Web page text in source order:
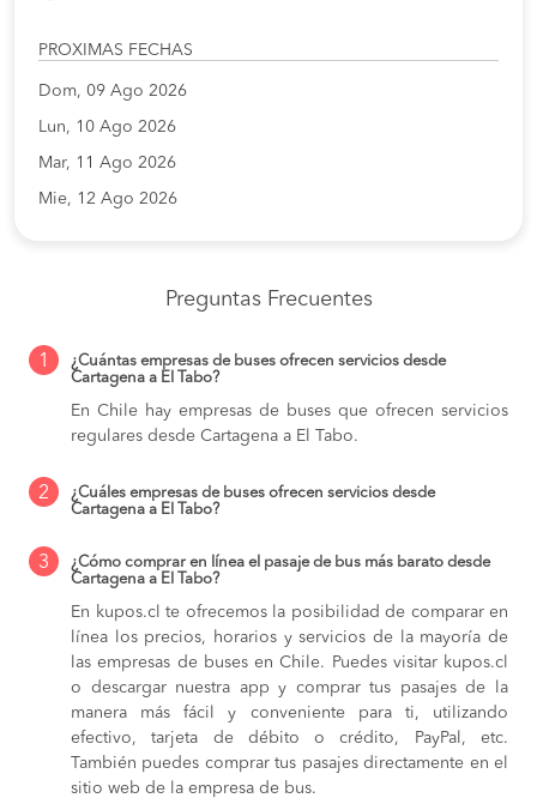
PROXIMAS FECHAS
Dom, 09 Ago 2026
Lun, 10 Ago 2026
Mar, 11 Ago 2026
Mie, 12 Ago 2026
Preguntas Frecuentes
1
¿Cuántas empresas de buses ofrecen servicios desde
Cartagena a El Tabo?
En Chile hay empresas de buses que ofrecen servicios
regulares desde Cartagena a El Tabo.
2
¿Cuáles empresas de buses ofrecen servicios desde
Cartagena a El Tabo?
3
¿Cómo comprar en línea el pasaje de bus más barato desde
Cartagena a El Tabo?
En kupos.cl te ofrecemos la posibilidad de comparar en
línea los precios, horarios y servicios de la mayoría de
las empresas de buses en Chile. Puedes visitar kupos.cl
o descargar nuestra app y comprar tus pasajes de la
manera más fácil y conveniente para ti, utilizando
efectivo, tarjeta de débito o crédito, PayPal, etc.
También puedes comprar tus pasajes directamente en el
sitio web de la empresa de bus.